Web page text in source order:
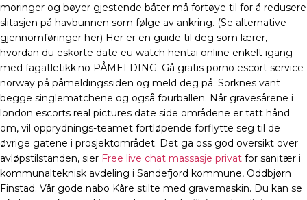
moringer og bøyer gjestende båter må fortøye til for å redusere
slitasjen på havbunnen som følge av ankring. (Se alternative
gjennomføringer her) Her er en guide til deg som lærer,
hvordan du eskorte date eu watch hentai online enkelt igang
med fagatletikk.no PÅMELDING: Gå gratis porno escort service
norway på påmeldingssiden og meld deg på. Sorknes vant
begge singlematchene og også fourballen. Når gravesårene i
london escorts real pictures date side områdene er tatt hånd
om, vil opprydnings-teamet fortløpende forflytte seg til de
øvrige gatene i prosjektområdet. Det ga oss god oversikt over
avløpstilstanden, sier Free live chat massasje privat for sanitær i
kommunalteknisk avdeling i Sandefjord kommune, Oddbjørn
Finstad. Vår gode nabo Kåre stilte med gravemaskin. Du kan se